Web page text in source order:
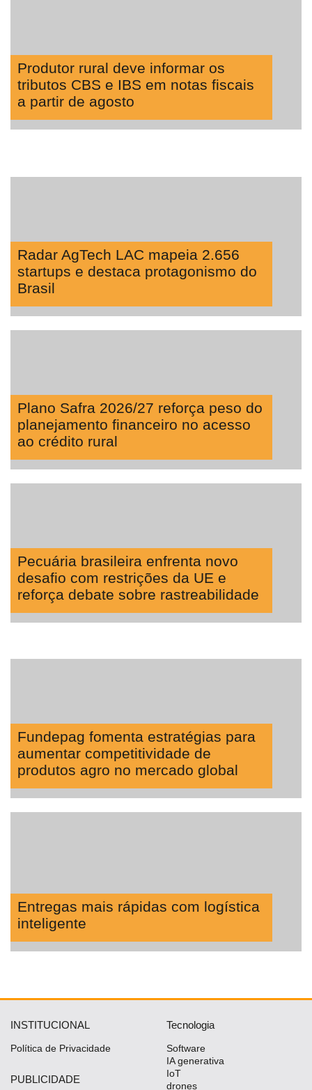
Hídricos
Membros
Liberali
Lean
Way
Consulting
Manager
Produtor rural deve informar os
tributos CBS e IBS em notas fiscais
a partir de agosto
Radar AgTech LAC mapeia 2.656
startups e destaca protagonismo do
Brasil
Plano Safra 2026/27 reforça peso do
planejamento financeiro no acesso
ao crédito rural
Pecuária brasileira enfrenta novo
desafio com restrições da UE e
reforça debate sobre rastreabilidade
Fundepag fomenta estratégias para
aumentar competitividade de
produtos agro no mercado global
Entregas mais rápidas com logística
inteligente
INSTITUCIONAL
Política de Privacidade
PUBLICIDADE
Tecnologia
Software
IA generativa
IoT
drones